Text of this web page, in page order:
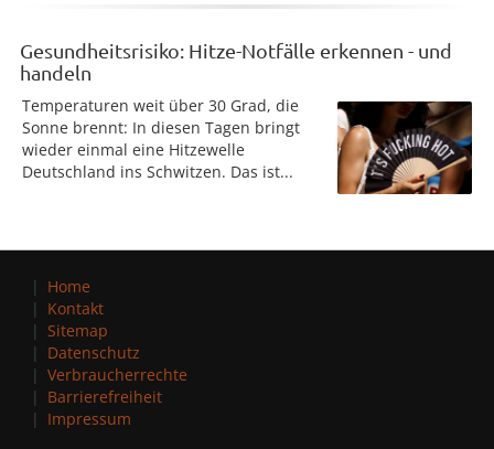
Gesundheitsrisiko: Hitze-Notfälle erkennen - und
handeln
Temperaturen weit über 30 Grad, die
Sonne brennt: In diesen Tagen bringt
wieder einmal eine Hitzewelle
Deutschland ins Schwitzen. Das ist...
Home
Kontakt
Sitemap
Datenschutz
Verbraucherrechte
Barrierefreiheit
Impressum